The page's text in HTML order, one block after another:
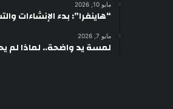
مايو 10, 2026
“هاينفرا”: بدء الإنشاءات
مايو 7, 2026
لمسة يد واضحة.. لماذا لم